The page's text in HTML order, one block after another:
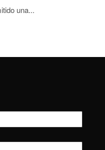
una...